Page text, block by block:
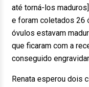
até torná-los
e foram coletados 26
óvulos estavam
que ficaram com a
conseguido
Renata esperou dois